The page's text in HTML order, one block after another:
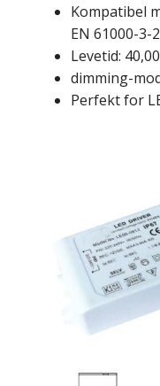
Kompatibel
EN 61000-3-
Levetid:
dimming-
Perfekt for